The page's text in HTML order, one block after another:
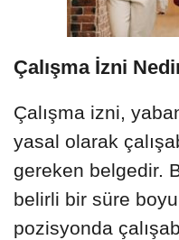
Çalışma İzni
Çalışma izni,
yasal olarak
gereken belgedir.
belirli bir süre
pozisyonda